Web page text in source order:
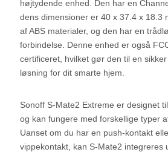
højtydende enhed. Den har en
dens dimensioner er 40 x 37.4 x 18.3
af ABS materialer, og den har en
forbindelse. Denne enhed er også
certificeret, hvilket gør den til en
løsning for dit smarte hjem.
Sonoff S-Mate2 Extreme er designet
og kan fungere med forskellige typer
Uanset om du har en push-kontakt
vippekontakt, kan S-Mate2 integreres